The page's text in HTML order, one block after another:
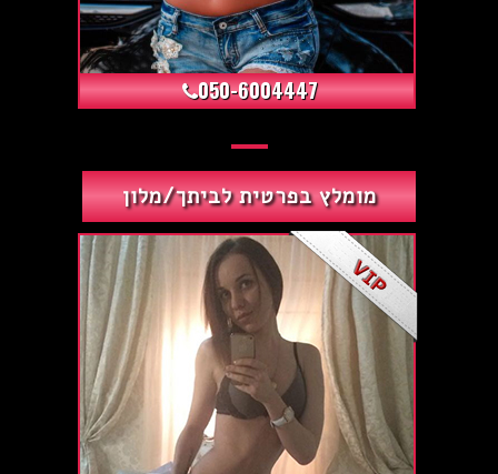
+12
050-6004447
מומלץ בפרטית לביתך/מלון